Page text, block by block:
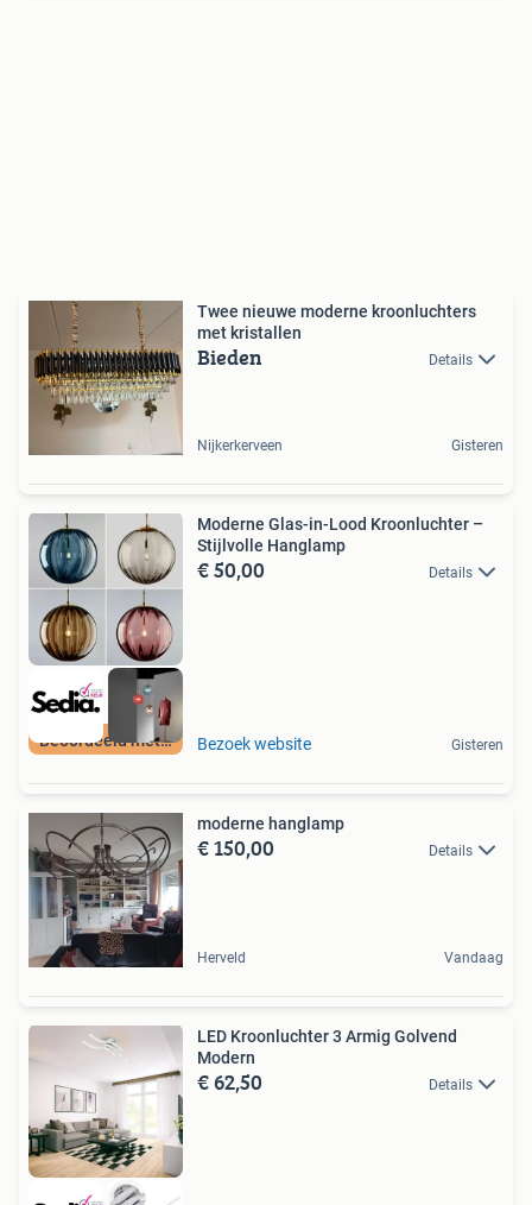
Twee nieuwe moderne kroonluchters
met kristallen
Bieden Details
Nijkerkerveen Gisteren
Beoordeeld met 9+
Moderne Glas-in-Lood Kroonluchter –
Stijlvolle Hanglamp
€ 50,00 Details
Bezoek website Gisteren
moderne hanglamp
€ 150,00 Details
Herveld Vandaag
LED Kroonluchter 3 Armig Golvend
Modern
€ 62,50 Details